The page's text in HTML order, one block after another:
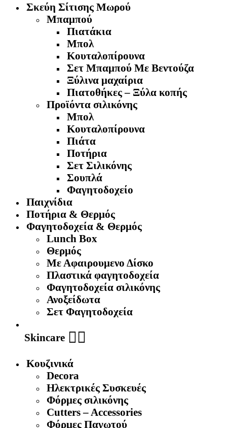
Σκεύη Σίτισης Μωρού
Μπαμπού
Πιατάκια
Μπολ
Κουταλοπίρουνα
Σετ Μπαμπού Με Βεντούζα
Ξύλινα μαχαίρια
Πιατοθήκες – Ξύλα κοπής
Προϊόντα σιλικόνης
Μπολ
Κουταλοπίρουνα
Πιάτα
Ποτήρια
Σετ Σιλικόνης
Σουπλά
Φαγητοδοχείο
Παιχνίδια
Ποτήρια & Θερμός
Φαγητοδοχεία & Θερμός
Lunch Box
Θερμός
Με Αφαιρουμενο Δίσκο
Πλαστικά φαγητοδοχεία
Φαγητοδοχεία σιλικόνης
Ανοξείδωτα
Σετ Φαγητοδοχεία
Skincare 🧖‍♀️
Κουζινικά
Decora
Ηλεκτρικές Συσκευές
Φόρμες σιλικόνης
Cutters – Accessories
Φόρμες Παγωτού